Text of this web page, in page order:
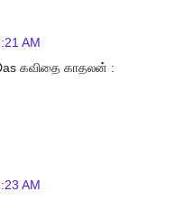
AM
கவிதை காதலன் :
AM